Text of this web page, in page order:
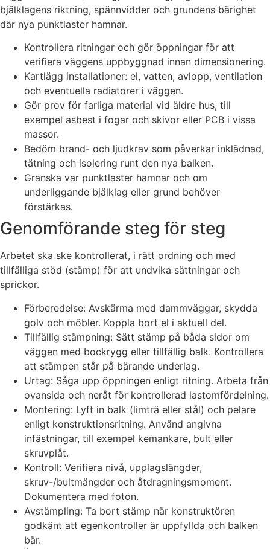
bjälklagens riktning, spännvidder och grundens bärighet
där nya punktlaster hamnar.
Kontrollera ritningar och gör öppningar för att
verifiera väggens uppbyggnad innan dimensionering.
Kartlägg installationer: el, vatten, avlopp, ventilation
och eventuella radiatorer i väggen.
Gör prov för farliga material vid äldre hus, till
exempel asbest i fogar och skivor eller PCB i vissa
massor.
Bedöm brand- och ljudkrav som påverkar inklädnad,
tätning och isolering runt den nya balken.
Granska var punktlaster hamnar och om
underliggande bjälklag eller grund behöver
förstärkas.
Genomförande steg för steg
Arbetet ska ske kontrollerat, i rätt ordning och med
tillfälliga stöd (stämp) för att undvika sättningar och
sprickor.
Förberedelse: Avskärma med dammväggar, skydda
golv och möbler. Koppla bort el i aktuell del.
Tillfällig stämpning: Sätt stämp på båda sidor om
väggen med bockrygg eller tillfällig balk. Kontrollera
att stämpen står på bärande underlag.
Urtag: Såga upp öppningen enligt ritning. Arbeta från
ovansida och neråt för kontrollerad lastomfördelning.
Montering: Lyft in balk (limträ eller stål) och pelare
enligt konstruktionsritning. Använd angivna
infästningar, till exempel kemankare, bult eller
skruvplåt.
Kontroll: Verifiera nivå, upplagslängder,
skruv-/bultmängder och åtdragningsmoment.
Dokumentera med foton.
Avstämpling: Ta bort stämp när konstruktören
godkänt att egenkontroller är uppfyllda och balken
bär.